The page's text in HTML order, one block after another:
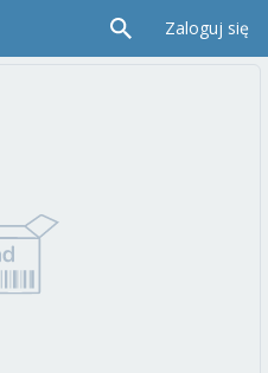
Zaloguj się